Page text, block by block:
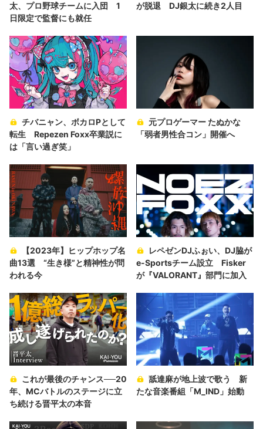
太、プロ野球チームに入団 1
日限定で監督にも就任
が脱退 DJ銀太に続き2人目
チバニャン、ボカロPとして
転生 Repezen Foxx卒業説に
は「言い過ぎ笑」
元プロゲーマー たぬかな
「弱者男性合コン」開催へ
【2023年】ヒップホップ名
曲13選 “生き様”と精神性が問
われる今
レペゼンDJふぉい、DJ脇が
e-Sportsチーム設立 Fisker
が『VALORANT』部門に加入
これが最後のチャンス──20
年、MCバトルのステージに立
ち続ける晋平太の本音
舐達麻が地上波で歌う 新
たな音楽番組「M_IND」始動